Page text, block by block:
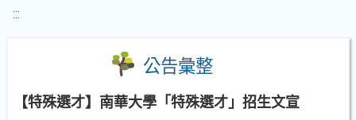
:::
公告彙整
【特殊選才】南華大學「特殊選才」招生文宣